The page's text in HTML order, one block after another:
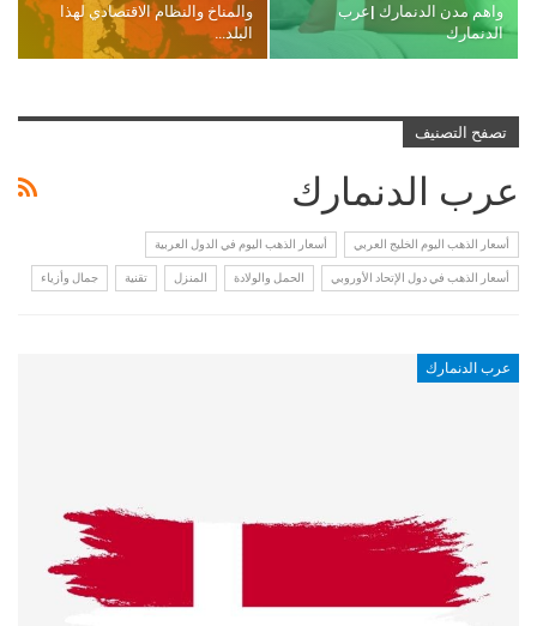
واهم مدن الدنمارك |عرب
الدنمارك
والمناخ والنظام الاقتصادي لهذا
البلد…
تصفح التصنيف
عرب الدنمارك
أسعار الذهب اليوم الخليج العربي أسعار الذهب اليوم في الدول العربية
أسعار الذهب في دول الإتحاد الأوروبي الحمل والولادة المنزل تقنية جمال وأزياء
عرب الدنمارك